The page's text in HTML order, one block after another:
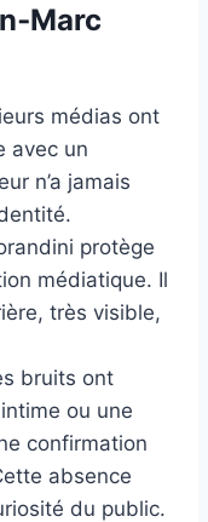
médias ont
avec un
n’a jamais
protège
médiatique. Il
très visible,
bruits ont
ou une
confirmation
absence
du public.